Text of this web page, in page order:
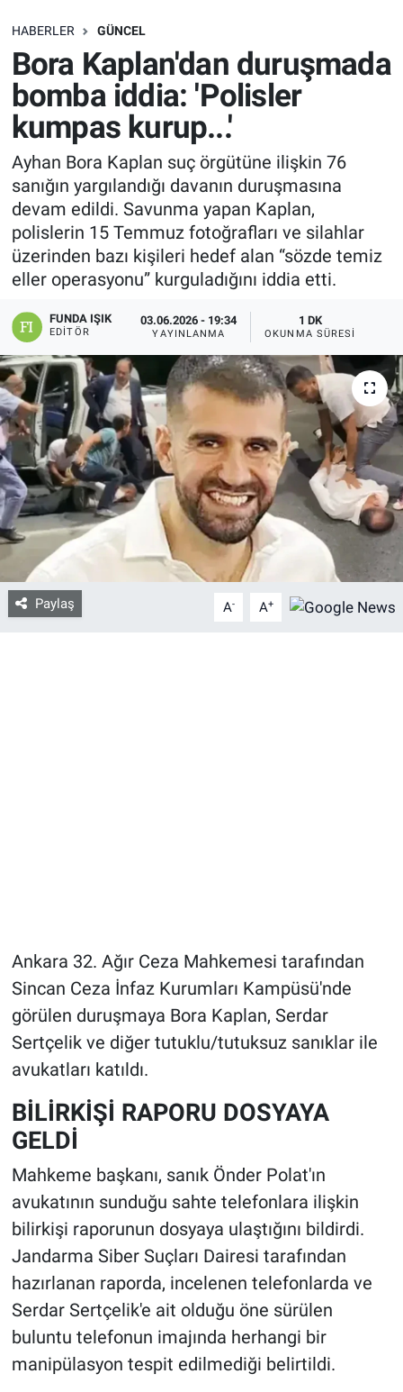
HABERLER GÜNCEL
Bora Kaplan'dan duruşmada
bomba iddia: 'Polisler
kumpas kurup...'
Ayhan Bora Kaplan suç örgütüne ilişkin 76
sanığın yargılandığı davanın duruşmasına
devam edildi. Savunma yapan Kaplan,
polislerin 15 Temmuz fotoğrafları ve silahlar
üzerinden bazı kişileri hedef alan “sözde temiz
eller operasyonu” kurguladığını iddia etti.
FUNDA IŞIK
EDITÖR
03.06.2026 - 19:34
YAYINLANMA
1 DK
OKUNMA SÜRESI
Paylaş A- A+
Ankara 32. Ağır Ceza Mahkemesi tarafından
Sincan Ceza İnfaz Kurumları Kampüsü'nde
görülen duruşmaya Bora Kaplan, Serdar
Sertçelik ve diğer tutuklu/tutuksuz sanıklar ile
avukatları katıldı.
BİLİRKİŞİ RAPORU DOSYAYA
GELDİ
Mahkeme başkanı, sanık Önder Polat'ın
avukatının sunduğu sahte telefonlara ilişkin
bilirkişi raporunun dosyaya ulaştığını bildirdi.
Jandarma Siber Suçları Dairesi tarafından
hazırlanan raporda, incelenen telefonlarda ve
Serdar Sertçelik'e ait olduğu öne sürülen
buluntu telefonun imajında herhangi bir
manipülasyon tespit edilmediği belirtildi.
SAĞLIK
EKONOMİ
EĞİTİM
ÖZEL HABER
Keşfet
ASTROLOJİ
RESMİ İLANLAR
İLAN
Bize ulaşın
İletişim/Künye
Yaşam
Gözden Kaçmasın